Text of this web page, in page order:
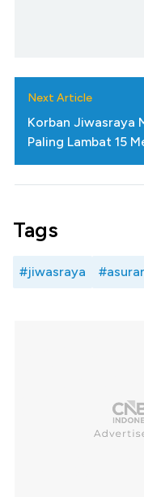
Next Article
Korban Jiwasraya
Paling Lambat 15
Tags
#jiwasraya